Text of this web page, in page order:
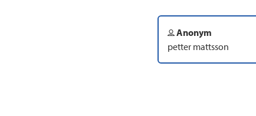
Anonym
petter mattsson